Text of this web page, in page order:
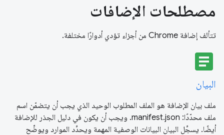
مصطلحات الإضافات
تتألف إضافة Chrome من أجزاء تؤدي أدوارًا مختلفة.
article
البيان
ملف بيان الإضافة هو الملف المطلوب الوحيد الذي يجب أن يتضمّن اسم
ملف محدّدًا: manifest.json. ويجب أن يكون في دليل الجذر للإضافة
أيضًا. يسجِّل البيان البيانات الوصفية المهمة ويحدِّد الموارد ويوضِّح